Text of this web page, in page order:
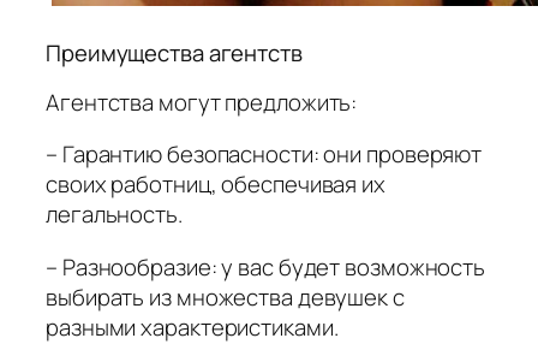
Преимущества агентств
Агентства могут предложить:
– Гарантию безопасности: они проверяют
своих работниц, обеспечивая их
легальность.
– Разнообразие: у вас будет возможность
выбирать из множества девушек с
разными характеристиками.